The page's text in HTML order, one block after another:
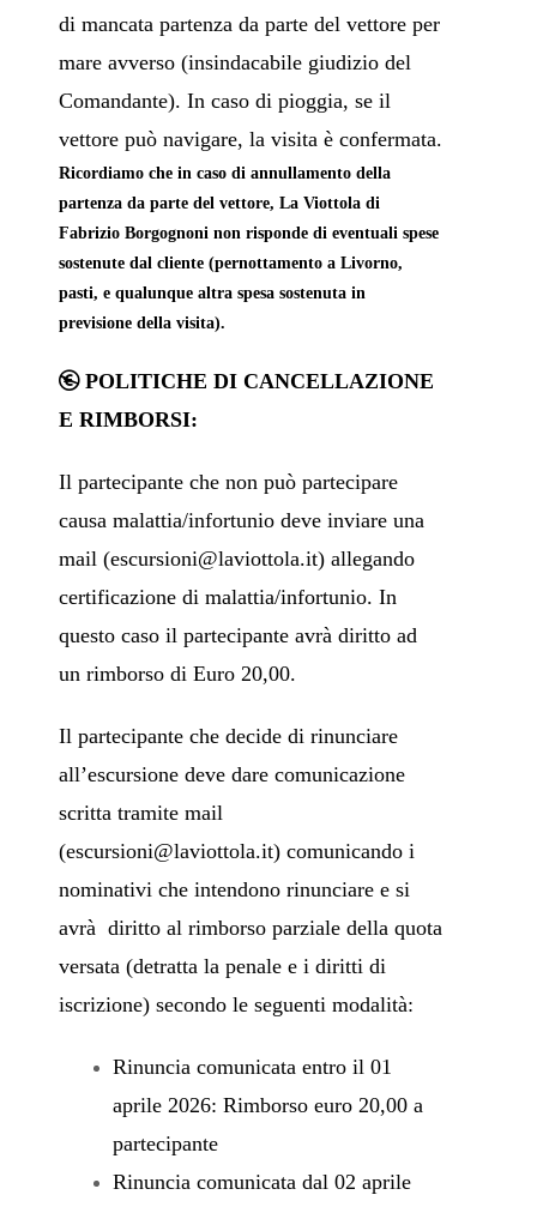
di mancata partenza da parte del vettore per
mare avverso (insindacabile giudizio del
Comandante). In caso di pioggia, se il
vettore può navigare, la visita è confermata.
Ricordiamo che in caso di annullamento della
partenza da parte del vettore, La Viottola di
Fabrizio Borgognoni non risponde di eventuali spese
sostenute dal cliente (pernottamento a Livorno,
pasti, e qualunque altra spesa sostenuta in
previsione della visita).
POLITICHE DI CANCELLAZIONE
E RIMBORSI:
Il partecipante che non può partecipare
causa malattia/infortunio deve inviare una
mail (escursioni@laviottola.it) allegando
certificazione di malattia/infortunio. In
questo caso il partecipante avrà diritto ad
un rimborso di Euro 20,00.
Il partecipante che decide di rinunciare
all’escursione deve dare comunicazione
scritta tramite mail
(escursioni@laviottola.it) comunicando i
nominativi che intendono rinunciare e si
avrà diritto al rimborso parziale della quota
versata (detratta la penale e i diritti di
iscrizione) secondo le seguenti modalità:
Rinuncia comunicata entro il 01
aprile 2026: Rimborso euro 20,00 a
partecipante
Rinuncia comunicata dal 02 aprile